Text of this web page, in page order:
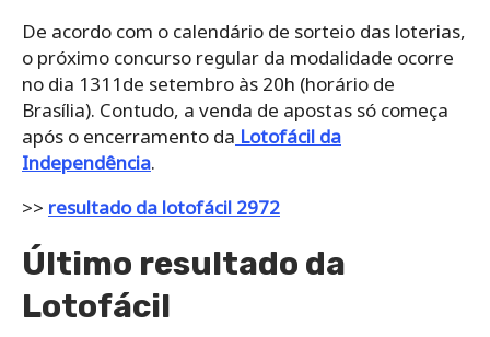
De acordo com o calendário de sorteio das loterias,
o próximo concurso regular da modalidade ocorre
no dia 1311de setembro às 20h (horário de
Brasília). Contudo, a venda de apostas só começa
após o encerramento da Lotofácil da
Independência.
>> resultado da lotofácil 2972
Último resultado da
Lotofácil